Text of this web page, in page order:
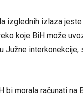
izglednih izlaza
koje BiH može
Južne
bi morala računati